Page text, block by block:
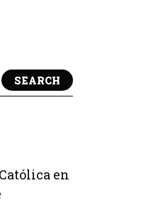
SEARCH
en